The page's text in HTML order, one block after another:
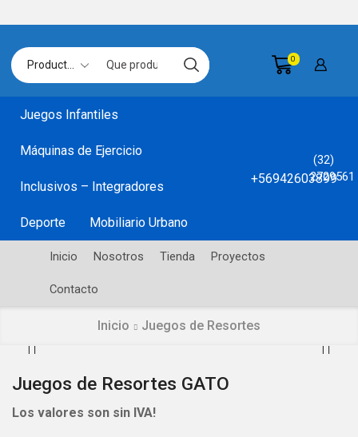
Search
input
0
Juegos Infantiles
Máquinas de Ejercicio
Inclusivos – Integradores
Deporte Mobiliario Urbano
+56942603899
(32)
2729561
Inicio Nosotros Tienda Proyectos
Contacto
Inicio Juegos de Resortes
Juegos de Resortes GATO
Los valores son sin IVA!